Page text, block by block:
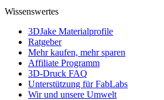
Wissenswertes
3DJake Materialprofile
Ratgeber
Mehr kaufen, mehr sparen
Affiliate Programm
3D-Druck FAQ
Unterstützung für FabLabs
Wir und unsere Umwelt